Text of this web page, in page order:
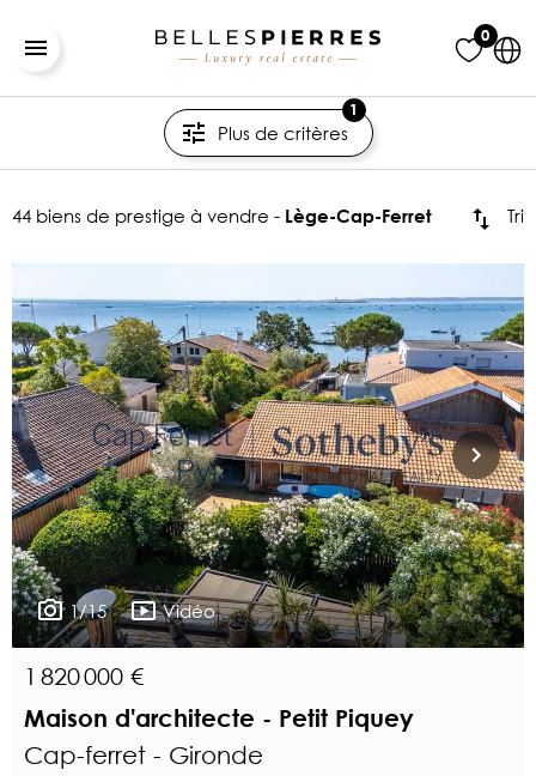
0
Plus de critères
1
44 biens de prestige à vendre - Lège-Cap-Ferret Tri
1/15 Vidéo
1 820 000 €
Maison d'architecte - Petit Piquey
Cap-ferret - Gironde